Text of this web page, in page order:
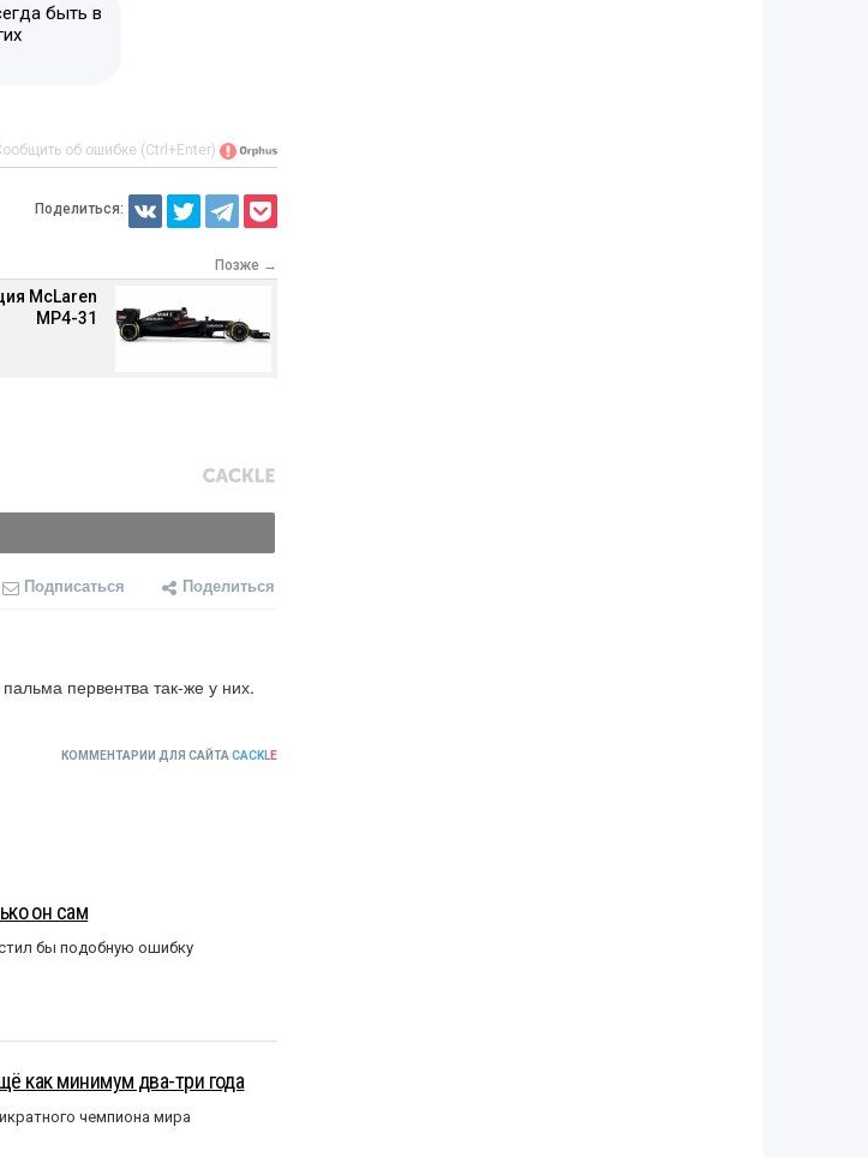
быть в
об ошибке (Ctrl+Enter)
Поделиться:
Позже →
McLaren
MP4-31
Подписаться Поделиться
первентва так-же у них.
КОММЕНТАРИИ ДЛЯ САЙТА CACKLE
он сам
бы подобную ошибку
как минимум два-три года
чемпиона мира